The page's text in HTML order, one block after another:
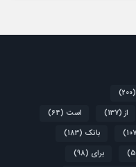
(200)
از (137) است (64)
بانک (183)
برای (98)